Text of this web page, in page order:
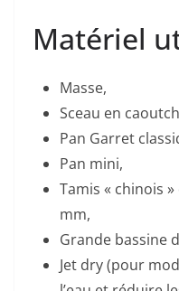
Matériel
Masse,
Sceau en
Pan Garret
Pan mini,
Tamis « chinois
mm,
Grande bassine
Jet dry (pour